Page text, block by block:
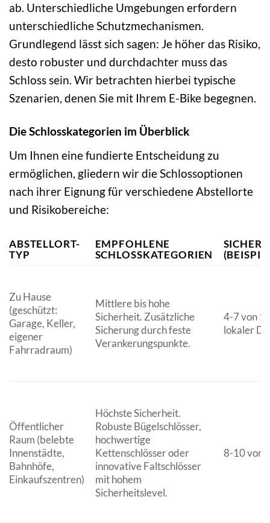
ab. Unterschiedliche Umgebungen erfordern
unterschiedliche Schutzmechanismen.
Grundlegend lässt sich sagen: Je höher das Risiko,
desto robuster und durchdachter muss das
Schloss sein. Wir betrachten hierbei typische
Szenarien, denen Sie mit Ihrem E-Bike begegnen.
Die Schlosskategorien im Überblick
Um Ihnen eine fundierte Entscheidung zu
ermöglichen, gliedern wir die Schlossoptionen
nach ihrer Eignung für verschiedene Abstellorte
und Risikobereiche:
ABSTELLORT-
TYP
EMPFOHLENE
SCHLOSSKATEGORIEN
Zu Hause
(geschützt:
Garage, Keller,
eigener
Fahrradraum)
Mittlere bis hohe
Sicherheit. Zusätzliche
Sicherung durch feste
Verankerungspunkte.
4-7 von
lokaler
Öffentlicher
Raum (belebte
Innenstädte,
Bahnhöfe,
Einkaufszentren)
Höchste Sicherheit.
Robuste Bügelschlösser,
hochwertige
Kettenschlösser oder
innovative Faltschlösser
mit hohem
Sicherheitslevel.
8-10 von